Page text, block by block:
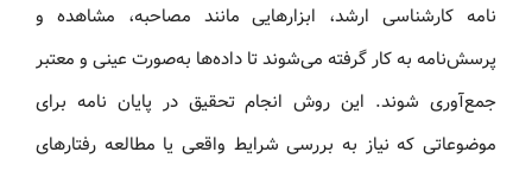
نامه کارشناسی ارشد، ابزارهایی مانند مصاحبه، مشاهده و
پرسش‌نامه به کار گرفته می‌شوند تا داده‌ها به‌صورت عینی و معتبر
جمع‌آوری شوند. این روش انجام تحقیق در پایان‌ نامه برای
موضوعاتی که نیاز به بررسی شرایط واقعی یا مطالعه رفتارهای